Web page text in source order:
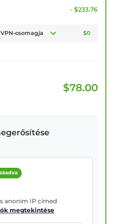
- $233.76
csomagja $0
$78.00
anonim IP címed
megtekintése